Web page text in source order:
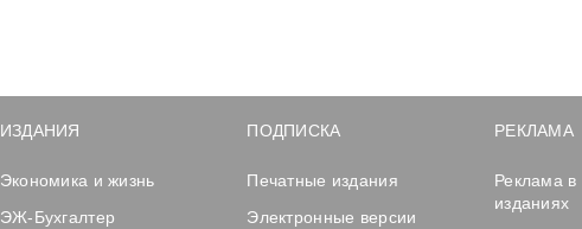
ИЗДАНИЯ
Экономика и жизнь
ЭЖ-Бухгалтер
ПОДПИСКА
Печатные издания
Электронные версии
РЕКЛАМА
Реклама в
изданиях